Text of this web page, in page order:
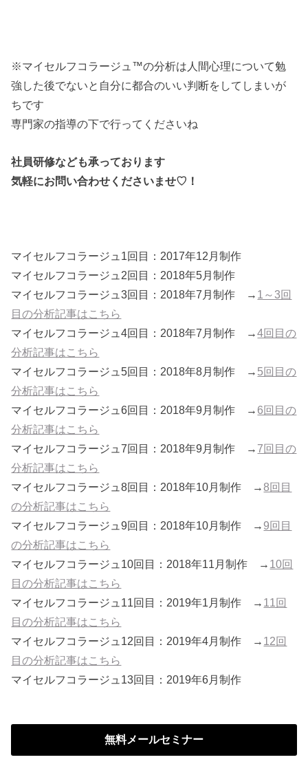
※マイセルフコラージュ™の分析は人間心理について勉
強した後でないと自分に都合のいい判断をしてしまいが
ちです
専門家の指導の下で行ってくださいね
社員研修なども承っております
気軽にお問い合わせくださいませ♡！
マイセルフコラージュ1回目：2017年12月制作
マイセルフコラージュ2回目：2018年5月制作
マイセルフコラージュ3回目：2018年7月制作 → 1～3回
目の分析記事はこちら
マイセルフコラージュ4回目：2018年7月制作 →4回目の
分析記事はこちら
マイセルフコラージュ5回目：2018年8月制作 → 5回目の
分析記事はこちら
マイセルフコラージュ6回目：2018年9月制作 → 6回目の
分析記事はこちら
マイセルフコラージュ7回目：2018年9月制作 → 7回目の
分析記事はこちら
マイセルフコラージュ8回目：2018年10月制作 →8回目
の分析記事はこちら
マイセルフコラージュ9回目：2018年10月制作 → 9回目
の分析記事はこちら
マイセルフコラージュ10回目：2018年11月制作 → 10回
目の分析記事はこちら
マイセルフコラージュ11回目：2019年1月制作 → 11回
目の分析記事はこちら
マイセルフコラージュ12回目：2019年4月制作 → 12回
目の分析記事はこちら
マイセルフコラージュ13回目：2019年6月制作
無料メールセミナー